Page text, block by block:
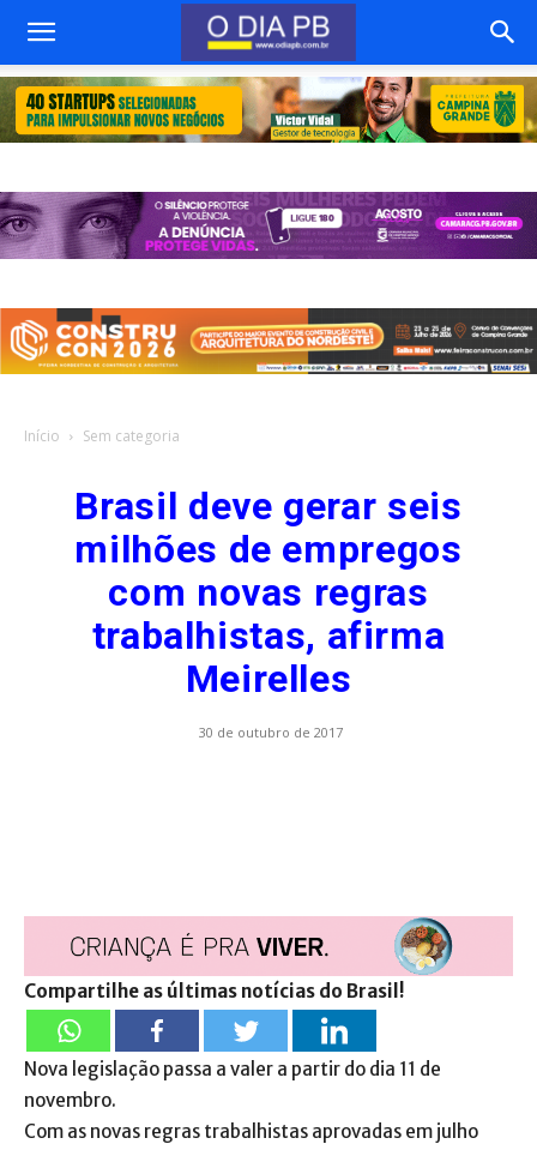
Início Sem categoria
Brasil deve gerar seis
milhões de empregos
com novas regras
trabalhistas, afirma
Meirelles
30 de outubro de 2017
Compartilhe as últimas notícias do Brasil!
Nova legislação passa a valer a partir do dia 11 de
novembro.
Com as novas regras trabalhistas aprovadas em julho